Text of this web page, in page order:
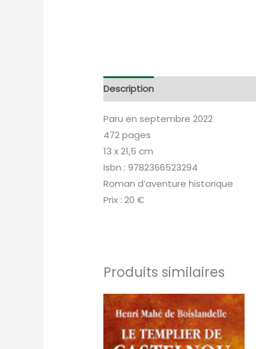
Description
Paru en septembre 2022
472 pages
13 x 21,5 cm
Isbn : 9782366523294
Roman d’aventure historique
Prix : 20 €
Produits similaires